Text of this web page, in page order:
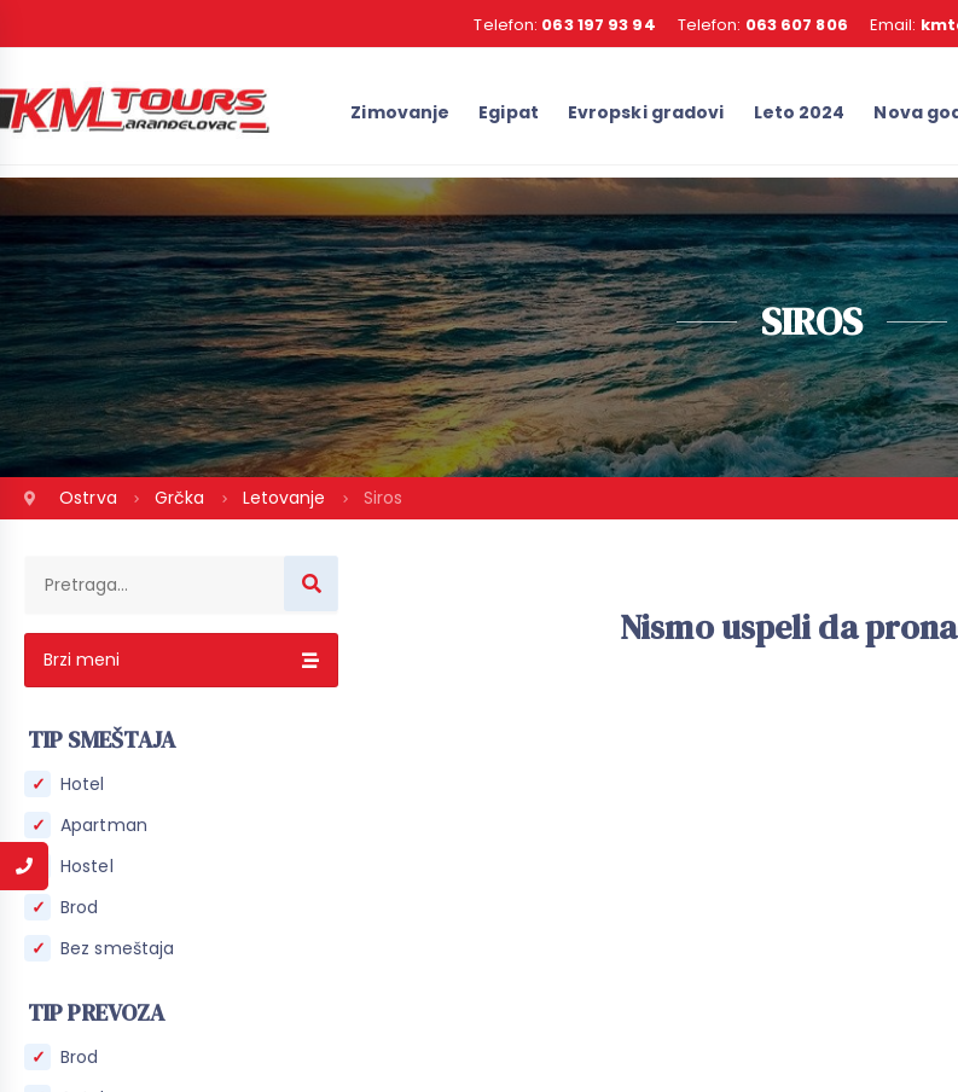
Telefon: 063 197 93 94 Telefon: 063 607 806 Email:
Zimovanje Egipat Evropski gradovi Leto 2024 Nova
SIROS
Ostrva Grčka Letovanje Siros
Brzi meni
TIP SMEŠTAJA
Hotel
Apartman
Hostel
Brod
Bez smeštaja
TIP PREVOZA
Brod
Nismo uspeli da